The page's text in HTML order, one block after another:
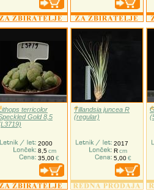
terricolor
Gold 8,5
2000
8,5cm
35,00€
Tillandsia juncea R
(regular)
2017
Rcm
5,00€